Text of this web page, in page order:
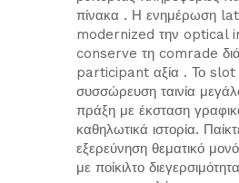
πίνακα . Η ενημέρωση
modernized την optical
conserve τη comrade
participant αξία . Το slot
συσσώρευση ταινία
πράξη με έκσταση
καθηλωτικά ιστορία.
εξερεύνηση θεματικό
με ποίκιλτο διεγερσιμότητα